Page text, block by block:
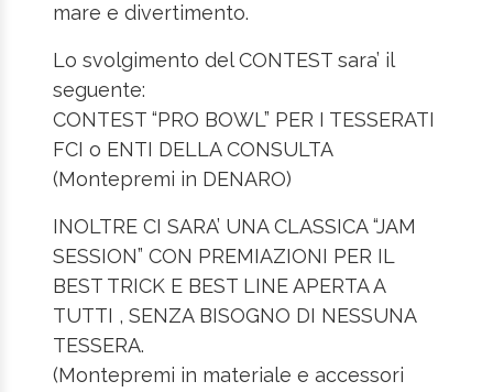
mare e divertimento.
Lo svolgimento del CONTEST sara’ il
seguente:
CONTEST “PRO BOWL” PER I TESSERATI
FCI o ENTI DELLA CONSULTA
(Montepremi in DENARO)
INOLTRE CI SARA’ UNA CLASSICA “JAM
SESSION” CON PREMIAZIONI PER IL
BEST TRICK E BEST LINE APERTA A
TUTTI , SENZA BISOGNO DI NESSUNA
TESSERA.
(Montepremi in materiale e accessori